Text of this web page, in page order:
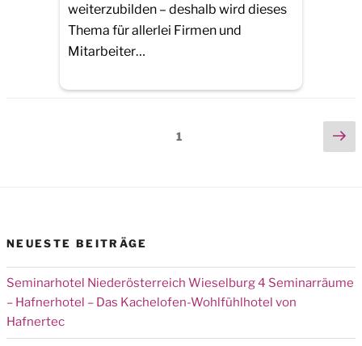
weiterzubilden – deshalb wird dieses
Thema für allerlei Firmen und
Mitarbeiter…
Page1
NEUESTE BEITRÄGE
Seminarhotel Niederösterreich Wieselburg 4 Seminarräume
– Hafnerhotel – Das Kachelofen-Wohlfühlhotel von
Hafnertec